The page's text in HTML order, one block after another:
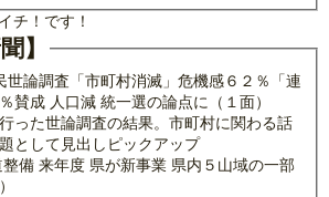
チ！です！
】
世論調査「市町村消滅」危機感６２％「連
賛成 人口減 統一選の論点に（１面）
った世論調査の結果。市町村に関わる話
として見出しピックアップ
整備 来年度 県が新事業 県内５山域の一部